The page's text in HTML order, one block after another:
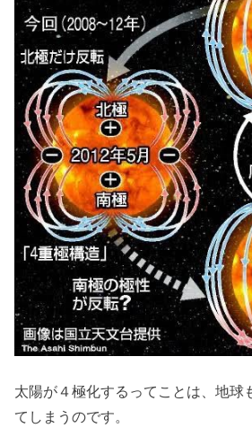
太陽が４極化するってことは、地球
てしまうのです。